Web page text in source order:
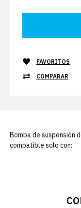
FAVORITOS
COMPARAR
Bomba de suspensión
compatible solo con: